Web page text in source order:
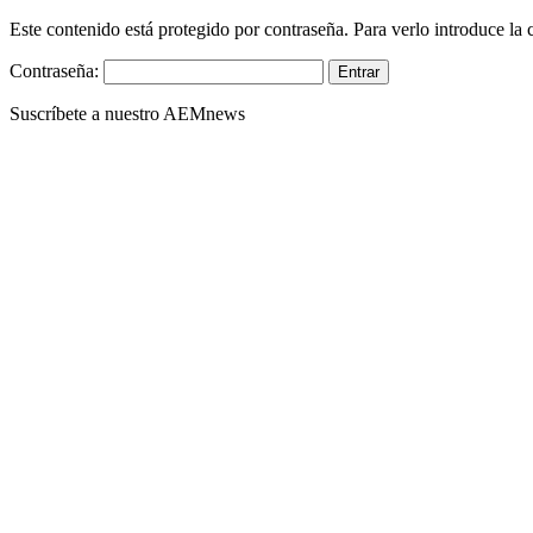
Este contenido está protegido por contraseña. Para verlo introduce la
Contraseña:
Suscríbete a nuestro AEMnews